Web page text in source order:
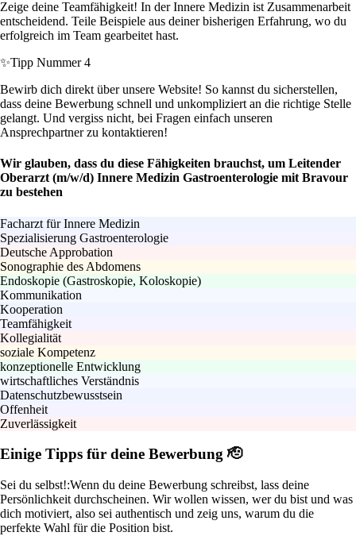
Zeige deine Teamfähigkeit! In der Innere Medizin ist Zusammenarbeit
entscheidend. Teile Beispiele aus deiner bisherigen Erfahrung, wo du
erfolgreich im Team gearbeitet hast.
✨Tipp Nummer 4
Bewirb dich direkt über unsere Website! So kannst du sicherstellen,
dass deine Bewerbung schnell und unkompliziert an die richtige Stelle
gelangt. Und vergiss nicht, bei Fragen einfach unseren
Ansprechpartner zu kontaktieren!
Wir glauben, dass du diese Fähigkeiten brauchst, um Leitender
Oberarzt (m/w/d) Innere Medizin Gastroenterologie mit Bravour
zu bestehen
Facharzt für Innere Medizin
Spezialisierung Gastroenterologie
Deutsche Approbation
Sonographie des Abdomens
Endoskopie (Gastroskopie, Koloskopie)
Kommunikation
Kooperation
Teamfähigkeit
Kollegialität
soziale Kompetenz
konzeptionelle Entwicklung
wirtschaftliches Verständnis
Datenschutzbewusstsein
Offenheit
Zuverlässigkeit
Einige Tipps für deine Bewerbung 🫡
Sei du selbst!:Wenn du deine Bewerbung schreibst, lass deine
Persönlichkeit durchscheinen. Wir wollen wissen, wer du bist und was
dich motiviert, also sei authentisch und zeig uns, warum du die
perfekte Wahl für die Position bist.